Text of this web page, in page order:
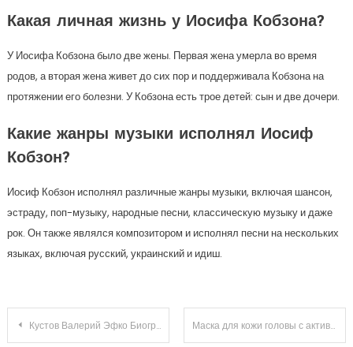
Какая личная жизнь у Иосифа Кобзона?
У Иосифа Кобзона было две жены. Первая жена умерла во время
родов, а вторая жена живет до сих пор и поддерживала Кобзона на
протяжении его болезни. У Кобзона есть трое детей: сын и две дочери.
Какие жанры музыки исполнял Иосиф
Кобзон?
Иосиф Кобзон исполнял различные жанры музыки, включая шансон,
эстраду, поп-музыку, народные песни, классическую музыку и даже
рок. Он также являлся композитором и исполнял песни на нескольких
языках, включая русский, украинский и идиш.
Навигация
Кустов Валерий Эфко Биография — талантливый и успешный писатель, чья карьера стала образцом успеха в мире литературы Маска для кожи головы с активированным углем